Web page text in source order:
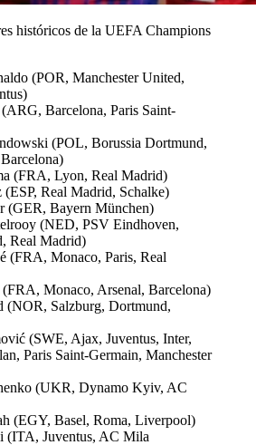
históricos de la UEFA Champions
(POR, Manchester United,
Barcelona, Paris Saint-
(POL, Borussia Dortmund,
(FRA, Lyon, Real Madrid)
(ESP, Real Madrid, Schalke)
(GER, Bayern München)
(NED, PSV Eindhoven,
Real Madrid)
(FRA, Monaco, Paris, Real
Monaco, Arsenal, Barcelona)
(NOR, Salzburg, Dortmund,
(SWE, Ajax, Juventus, Inter,
Paris Saint-Germain, Manchester
(UKR, Dynamo Kyiv, AC
(EGY, Basel, Roma, Liverpool)
(ITA, Juventus, AC Mila